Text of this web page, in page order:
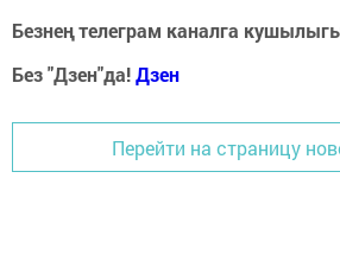
Безнең телеграм каналга
Без "Дзен"да!Дзен
Перейти на страницу